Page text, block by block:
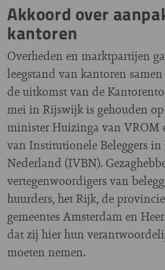
Akkoord over
kantoren
Overheden en marktpartijen
leegstand van kantoren
de uitkomst van de
mei in Rijswijk is gehouden
minister Huizinga van VROM
van Institutionele Beleggers in
Nederland (IVBN).
vertegenwoordigers van
huurders, het Rijk, de
gemeentes Amsterdam en
dat zij hier hun
moeten nemen.